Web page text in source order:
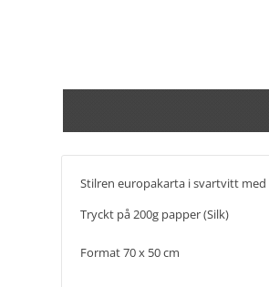
Stilren europakarta i svartvitt
Tryckt på 200g papper (Silk)
Format 70 x 50 cm